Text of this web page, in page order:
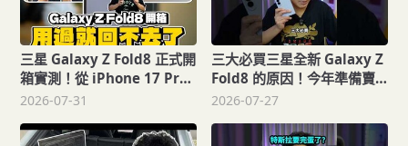
三星 Galaxy Z Fold8 正式開
箱實測！從 iPhone 17 Pro
Max / Z Fold7 / S26 Ultra
2026-07-31
三大必買三星全新 Galaxy Z
Fold8 的原因！今年準備賣
爆了
2026-07-27